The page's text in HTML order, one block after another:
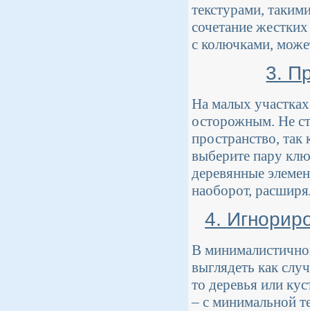
текстурами,
сочетание
с колючками,
3.
На малых
осторожным. Не
пространство,
выберите пару
деревянные
наоборот,
4.
В
выглядеть как
то деревья или
– с минимальной